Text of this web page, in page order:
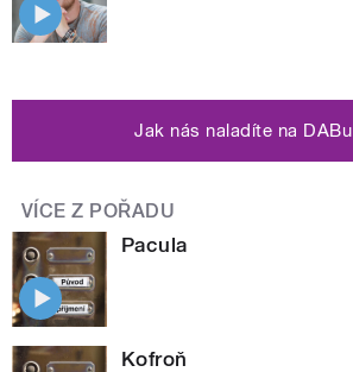
Jak nás naladíte na DABu
VÍCE Z POŘADU
Pacula
Kofroň